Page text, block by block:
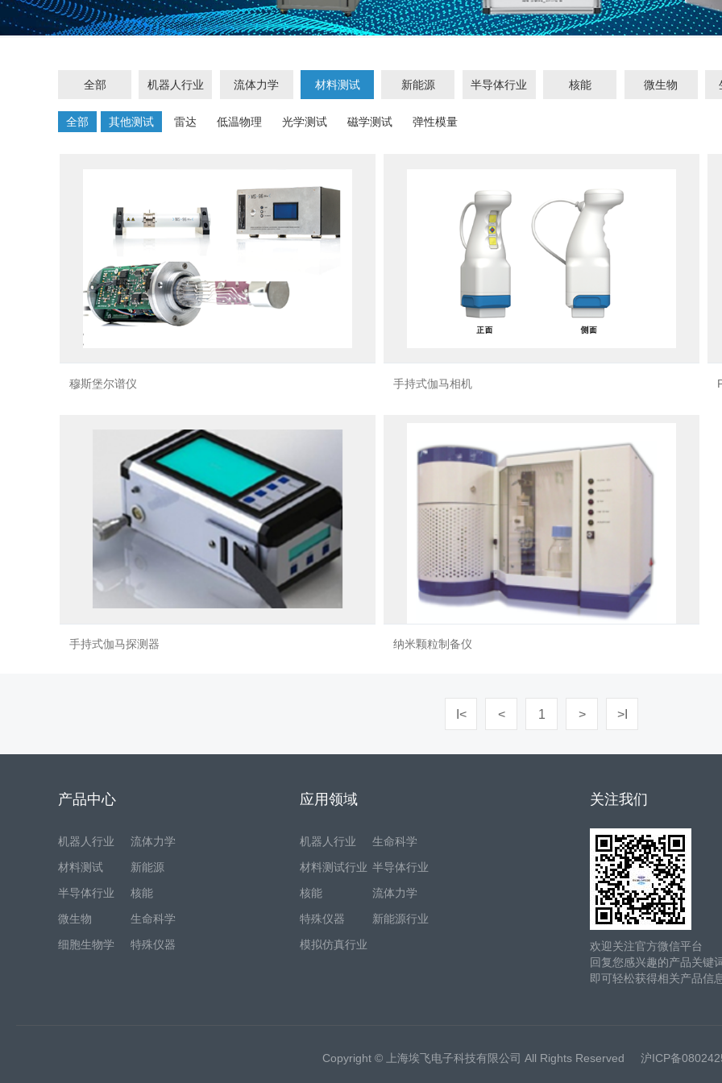
全部 机器人行业 流体力学 材料测试 新能源 半导体行业 核能 微生物
全部 其他测试 雷达 低温物理 光学测试 磁学测试 弹性模量
穆斯堡尔谱仪 手持式伽马相机
手持式伽马探测器 纳米颗粒制备仪
I< < 1 > >I
产品中心
机器人行业
流体力学
材料测试
新能源
半导体行业
核能
微生物
生命科学
细胞生物学
特殊仪器
应用领域
机器人行业
生命科学
材料测试行业 半导体行业
核能
流体力学
特殊仪器
新能源行业
模拟仿真行业
关注我们
欢迎关注官方微信平台
回复您感兴趣的产品关键
即可轻松获得相关产品信
Copyright © 上海埃飞电子科技有限公司 All Rights Reserved 沪ICP备